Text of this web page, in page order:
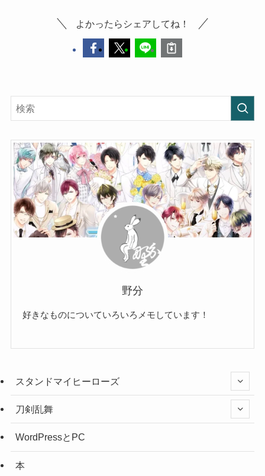
よかったらシェアしてね！
野分
好きなものについていろいろメモしています！
スタンドマイヒーローズ
刀剣乱舞
WordPressとPC
本